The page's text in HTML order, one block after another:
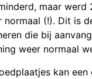
maar werd
normaal (!). Dit is
die bij
weer normaal
kan